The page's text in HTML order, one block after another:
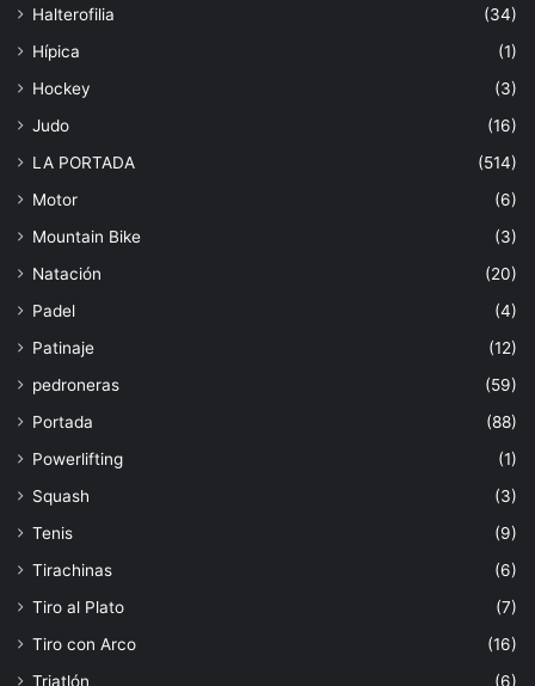
Halterofilia
(34)
Hípica
(1)
Hockey
(3)
Judo
(16)
LA PORTADA
(514)
Motor
(6)
Mountain Bike
(3)
Natación
(20)
Padel
(4)
Patinaje
(12)
pedroneras
(59)
Portada
(88)
Powerlifting
(1)
Squash
(3)
Tenis
(9)
Tirachinas
(6)
Tiro al Plato
(7)
Tiro con Arco
(16)
Triatlón
(6)